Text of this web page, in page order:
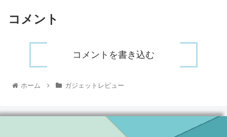
コメント
コメントを書き込む
ホーム ガジェットレビュー